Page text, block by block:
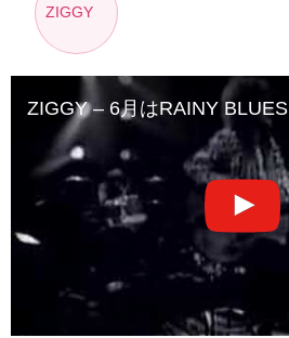
ZIGGY
ZIGGY – 6月はRAINY BLUES